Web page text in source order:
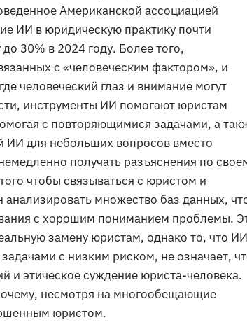
Американской ассоциацией
ИИ в юридическую практику почти
30% в 2024 году. Более того,
с «человеческим фактором», и
человеческий глаз и внимание могут
инструменты ИИ помогают юристам
с повторяющимися задачами, а
ИИ для небольших вопросов вместо
получать разъяснения по
чтобы связываться с юристом и
множество баз данных,
с хорошим пониманием проблемы.
замену юристам, однако то, что ИИ
с низким риском, не означает,
и этическое суждение юриста-человека.
несмотря на многообещающие
юристом.